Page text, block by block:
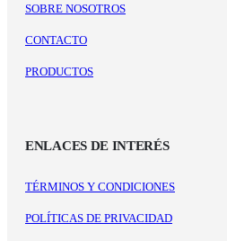
SOBRE NOSOTROS
CONTACTO
PRODUCTOS
ENLACES DE INTERÉS
TÉRMINOS Y CONDICIONES
POLÍTICAS DE PRIVACIDAD